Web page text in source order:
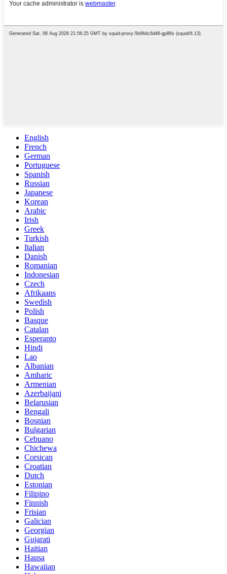
English
French
German
Portuguese
Spanish
Russian
Japanese
Korean
Arabic
Irish
Greek
Turkish
Italian
Danish
Romanian
Indonesian
Czech
Afrikaans
Swedish
Polish
Basque
Catalan
Esperanto
Hindi
Lao
Albanian
Amharic
Armenian
Azerbaijani
Belarusian
Bengali
Bosnian
Bulgarian
Cebuano
Chichewa
Corsican
Croatian
Dutch
Estonian
Filipino
Finnish
Frisian
Galician
Georgian
Gujarati
Haitian
Hausa
Hawaiian